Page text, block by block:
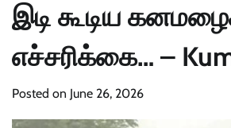
இடி கூடிய
எச்சரிக்கை… –
Posted on June 26, 2026